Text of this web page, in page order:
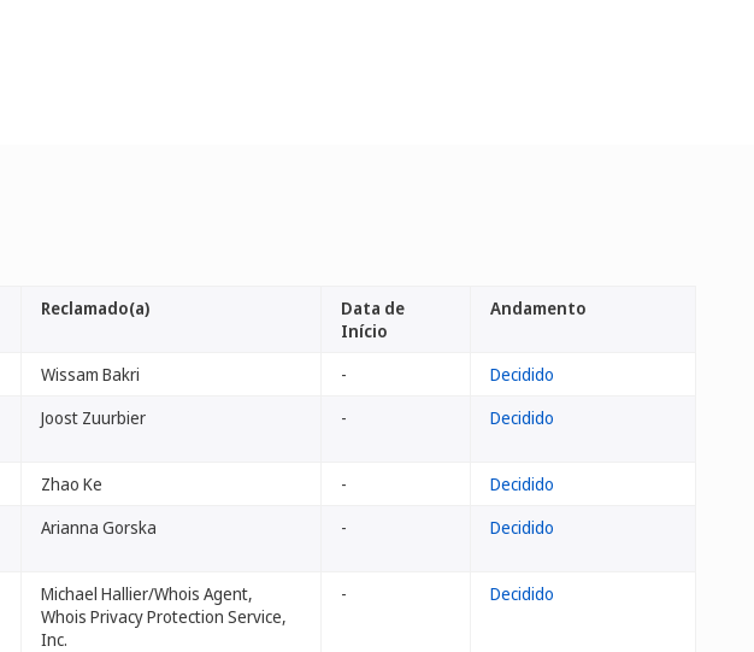
Reclamado(a)
Data de
Início
Andamento
Wissam Bakri -
Decidido
Joost Zuurbier - Decidido
Zhao Ke -
Decidido
Arianna Gorska - Decidido
Michael Hallier/Whois Agent,
Whois Privacy Protection Service,
Inc.
- Decidido